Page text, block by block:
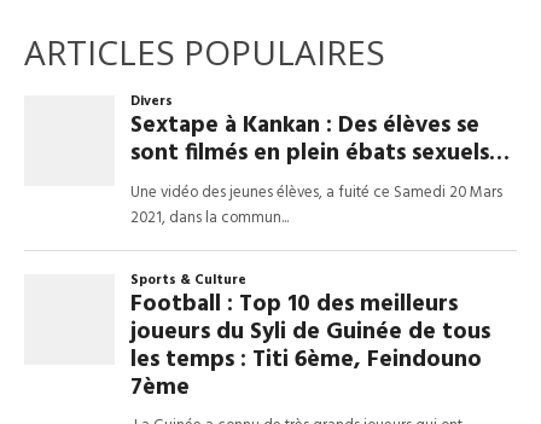
ARTICLES POPULAIRES